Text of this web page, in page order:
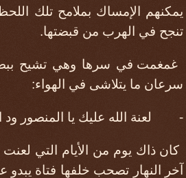
يمكنهم الإمساك بملامح تلك
تنجح في الهرب من قبضتها.
غمغمت في سرها وهي تشيح
سرعان ما يتلاشى في الهواء:
- لعنة الله عليك يا المنصور ود
كان ذاك يوم من الأيام التي
آخر النهار تصحب خلفها فتاة